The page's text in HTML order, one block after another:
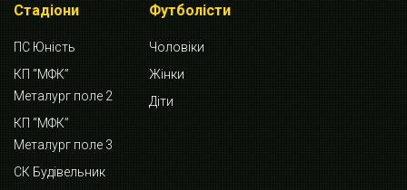
Стадіони
ПС Юність
КП “МФК”
Металург поле 2
КП “МФК”
Металург поле 3
СК Будівельник
Футболісти
Чоловіки
Жінки
Діти